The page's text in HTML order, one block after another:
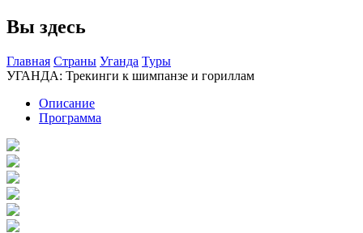
Вы здесь
Главная Страны Уганда Туры
УГАНДА: Трекинги к шимпанзе и гориллам
Описание
Программа